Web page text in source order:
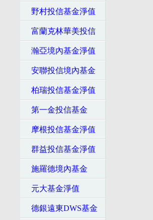
野村投信基金淨值
富蘭克林華美投信
瀚亞境內基金淨值
安聯投信境內基金
柏瑞投信基金淨值
第一金投信基金
摩根投信基金淨值
群益投信基金淨值
施羅德境內基金
元大基金淨值
德銀遠東DWS基金